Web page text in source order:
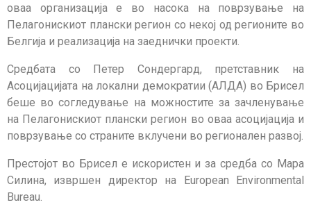
оваа организација е во насока на поврзување на
Пелагонискиот плански регион со некој од регионите во
Белгија и реализација на заеднички проекти.
Средбата со Петер Сондергард, претставник на
Асоцијацијата на локални демократии (АЛДА) во Брисел
беше во согледување на можностите за зачленување
на Пелагонискиот плански регион во оваа асоцијација и
поврзување со страните вклучени во регионален развој.
Престојот во Брисел е искористен и за средба со Мара
Силина, извршен директор на European Environmental
Bureau.